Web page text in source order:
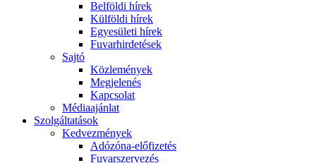
Belföldi hírek
Külföldi hírek
Egyesületi hírek
Fuvarhirdetések
Sajtó
Közlemények
Megjelenés
Kapcsolat
Médiaajánlat
Szolgáltatások
Kedvezmények
Adózóna-előfizetés
Fuvarszervezés